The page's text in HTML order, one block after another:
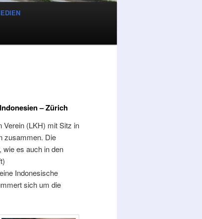
– Zürich
Verein (LKH) mit Sitz in
zusammen. Die
wie es auch in den
eine Indonesische
sich um die